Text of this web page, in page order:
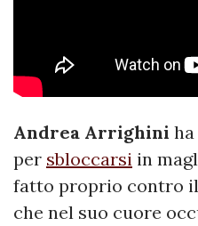
Andrea Arrighini
per sbloccarsi in
fatto proprio contro il
che nel suo cuore